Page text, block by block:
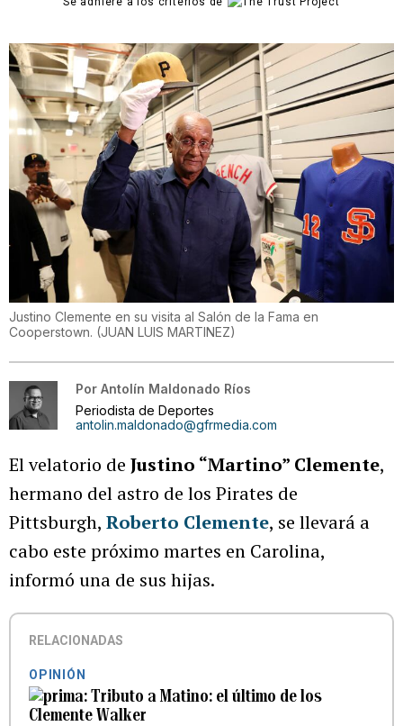
Justino Clemente en su visita al Salón de la Fama en
Cooperstown. (JUAN LUIS MARTINEZ)
Por Antolín Maldonado Ríos
Periodista de Deportes
antolin.maldonado@gfrmedia.com
El velatorio de Justino “Martino” Clemente,
hermano del astro de los Pirates de
Pittsburgh, Roberto Clemente, se llevará a
cabo este próximo martes en Carolina,
informó una de sus hijas.
RELACIONADAS
OPINIÓN
Tributo a Matino: el último de los
Clemente Walker